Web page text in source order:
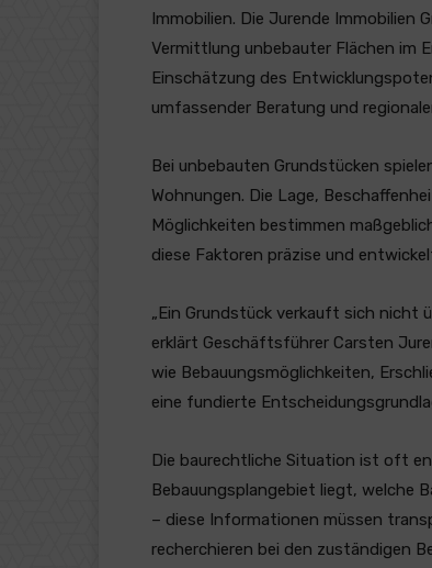
Immobilien. Die Jurende Immobilien
Vermittlung unbebauter Flächen im
Einschätzung des
umfassender Beratung und
Bei unbebauten Grundstücken
Wohnungen. Die Lage,
Möglichkeiten bestimmen
diese Faktoren präzise und
„Ein Grundstück verkauft sich nicht
erklärt Geschäftsführer Carsten
wie Bebauungsmöglichkeiten,
eine fundierte
Die baurechtliche Situation ist oft
Bebauungsplangebiet liegt, welche
– diese Informationen müssen
recherchieren bei den zuständigen